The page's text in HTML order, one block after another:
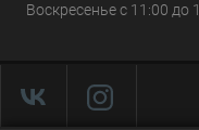
Воскресенье с 11:00 до